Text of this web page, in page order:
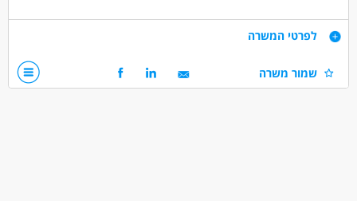
דרישות
שליטה טובה בכל יישומי המחשב
לפרטי המשרה
שמור משרה